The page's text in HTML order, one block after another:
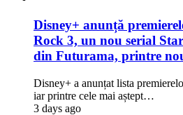
Disney+ anunță
Rock 3, un nou serial
din Futurama, printre
Disney+ a anunțat lista
iar printre cele mai aștept…
3 days ago